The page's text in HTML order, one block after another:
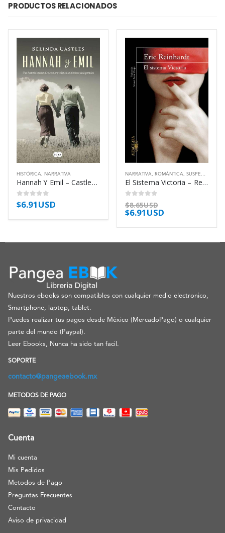
PRODUCTOS RELACIONADOS
HISTÓRICA, NARRATIVA
Hannah Y Emil – Castles Belinda
0out of 5
$6.91USD
NARRATIVA, ROMÁNTICA, SUSPENSE
El Sistema Victoria – Reinhardt Eric
0out of 5
$8.65USD
$6.91USD
Nuestros ebooks son compatibles con cualquier medio electronico,
Smartphone, laptop, tablet.
Puedes realizar tus pagos desde México (MercadoPago) o cualquier
parte del mundo (Paypal).
Leer Ebooks, Nunca ha sido tan facil.
SOPORTE
contacto@pangeaebook.mx
METODOS DE PAGO
Cuenta
Mi cuenta
Mis Pedidos
Metodos de Pago
Preguntas Frecuentes
Contacto
Aviso de privacidad